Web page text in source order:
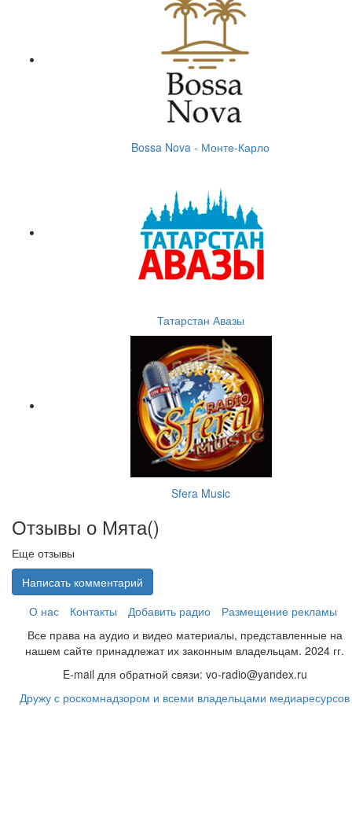
Bossa Nova - Монте-Карло
Татарстан Авазы
Sfera Music
Отзывы о Мята()
Еще отзывы
Написать комментарий
О нас
Контакты Добавить радио
Размещение рекламы
Все права на аудио и видео материалы, представленные на
нашем сайте принадлежат их законным владельцам. 2024 гг.
E-mail для обратной связи: vo-radio@yandex.ru
Дружу с роскомнадзором и всеми владельцами медиаресурсов